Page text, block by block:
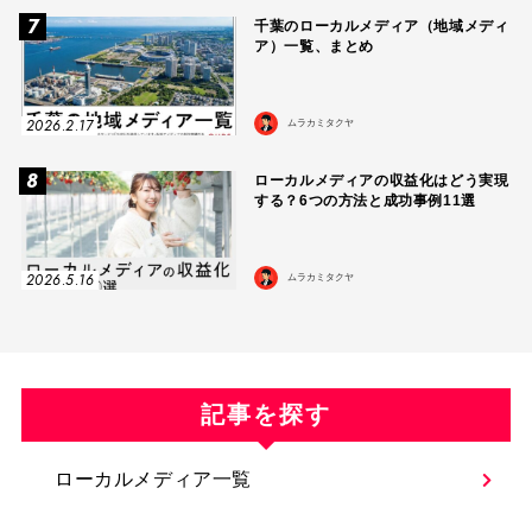
7
2026.2.17
千葉のローカルメディア（地域メディ
ア）一覧、まとめ
ムラカミタクヤ
8
2026.5.16
ローカルメディアの収益化はどう実現
する？6つの方法と成功事例11選
ムラカミタクヤ
記事を探す
ローカルメディア一覧